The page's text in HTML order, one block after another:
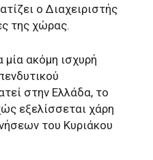
ο Διαχειριστής
της χώρας.
μία ακόμη ισχυρή
στην Ελλάδα, το
εξελίσσεται χάρη
του Κυριάκου